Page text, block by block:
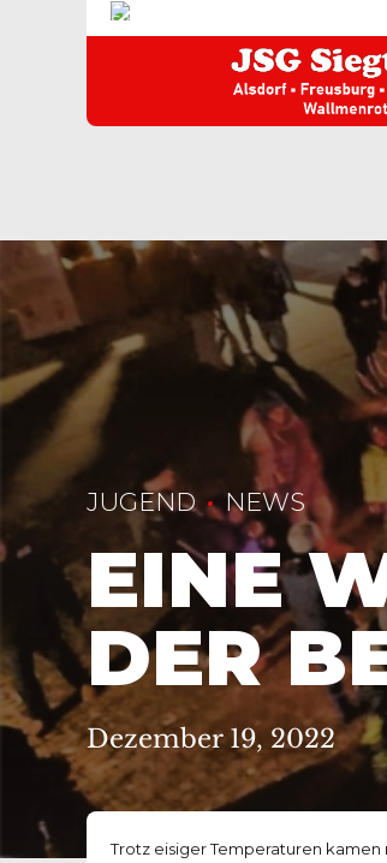
JUGEND NEWS
EINE
DER
Dezember 19, 2022
Trotz eisiger Temperaturen kamen